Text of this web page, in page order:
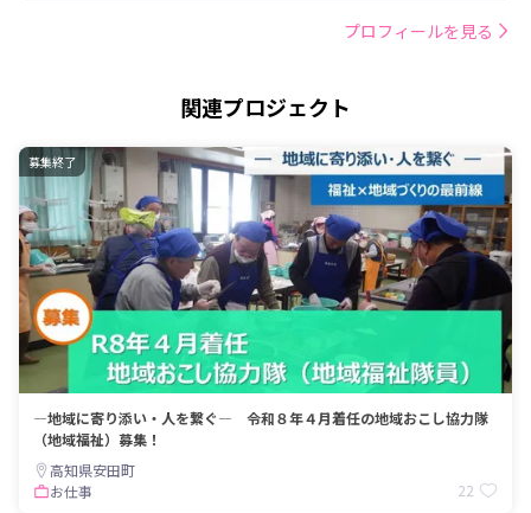
プロフィールを見る
関連プロジェクト
募集終了
―地域に寄り添い・人を繋ぐ― 令和８年４月着任の地域おこし協力隊
（地域福祉）募集！
高知県安田町
お仕事
22